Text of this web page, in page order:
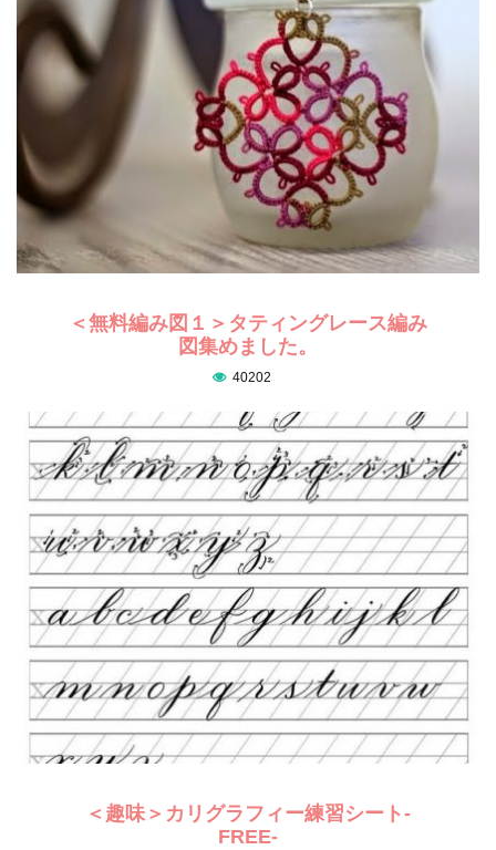
＜無料編み図１＞タティングレース編み
図集めました。
40202
＜趣味＞カリグラフィー練習シート-
FREE-